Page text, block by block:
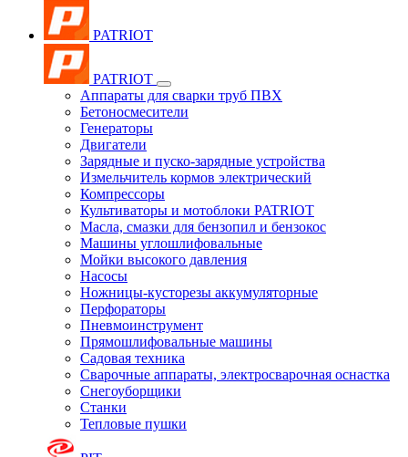
PATRIOT
PATRIOT
Аппараты для сварки труб ПВХ
Бетоносмесители
Генераторы
Двигатели
Зарядные и пуско-зарядные устройства
Измельчитель кормов электрический
Компрессоры
Культиваторы и мотоблоки PATRIOT
Масла, смазки для бензопил и бензокос
Машины углошлифовальные
Мойки высокого давления
Насосы
Ножницы-кусторезы аккумуляторные
Перфораторы
Пневмоинструмент
Прямошлифовальные машины
Садовая техника
Сварочные аппараты, электросварочная оснастка
Снегоуборщики
Станки
Тепловые пушки